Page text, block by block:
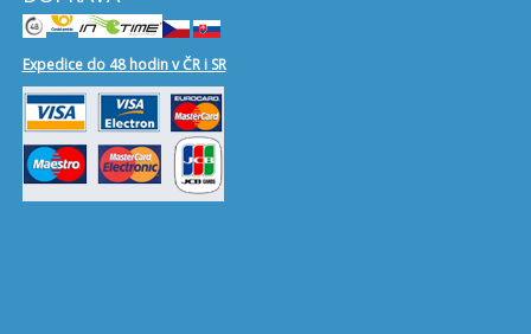
Expedice do 48 hodin v ČR i SR